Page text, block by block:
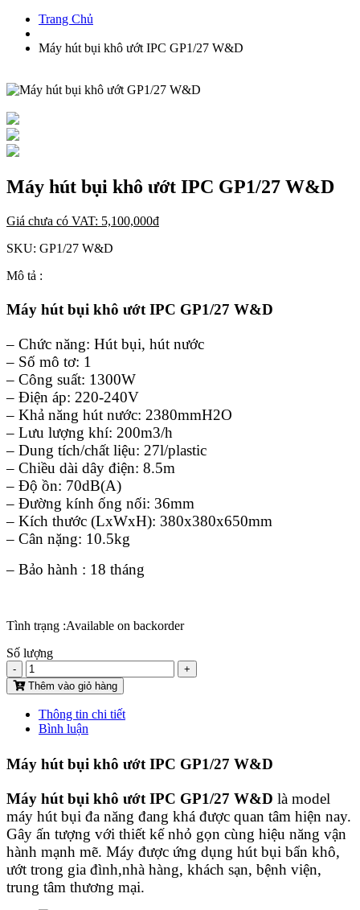
Trang Chủ
Máy hút bụi khô ướt IPC GP1/27 W&D
Máy hút bụi khô ướt IPC GP1/27 W&D
Giá chưa có VAT: 5,100,000đ
SKU: GP1/27 W&D
Mô tả :
Máy hút bụi khô ướt IPC GP1/27 W&D
– Chức năng: Hút bụi, hút nước
– Số mô tơ: 1
– Công suất: 1300W
– Điện áp: 220-240V
– Khả năng hút nước: 2380mmH2O
– Lưu lượng khí: 200m3/h
– Dung tích/chất liệu: 27l/plastic
– Chiều dài dây điện: 8.5m
– Độ ồn: 70dB(A)
– Đường kính ống nối: 36mm
– Kích thước (LxWxH): 380x380x650mm
– Cân nặng: 10.5kg
– Bảo hành : 18 tháng
Tình trạng :Available on backorder
Số lượng
-
+
Thêm vào giỏ hàng
Thông tin chi tiết
Bình luận
Máy hút bụi khô ướt IPC GP1/27 W&D
Máy hút bụi khô ướt IPC GP1/27 W&D là model
máy hút bụi đa năng đang khá được quan tâm hiện nay.
Gây ấn tượng với thiết kế nhỏ gọn cùng hiệu năng vận
hành mạnh mẽ. Máy được ứng dụng hút bụi bẩn khô,
ướt trong gia đình,nhà hàng, khách sạn, bệnh viện,
trung tâm thương mại.